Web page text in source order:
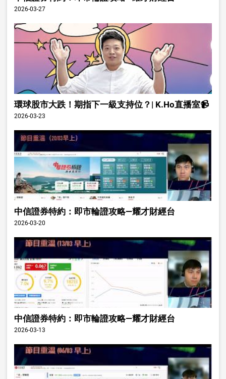
2026-03-27
環球股市大跌！期指下一級支持位？| K.Ho直播室📹
2026-03-23
中信證券特約：即市輪證攻略—耀才財經台
2026-03-20
中信證券特約：即市輪證攻略—耀才財經台
2026-03-13